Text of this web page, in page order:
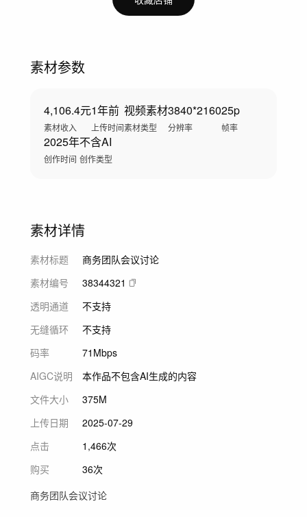
素材参数
4,106.4元
素材收入
1年前
上传时间
视频素材
素材类型
3840*2160
分辨率
25p
帧率
2025年
创作时间
不含AI
创作类型
素材详情
素材标题
商务团队会议讨论
素材编号
38344321
透明通道
不支持
无缝循环
不支持
码率
71Mbps
AIGC说明
本作品不包含AI生成的内容
文件大小
375M
上传日期
2025-07-29
点击
1,466次
购买
36次
商务团队会议讨论